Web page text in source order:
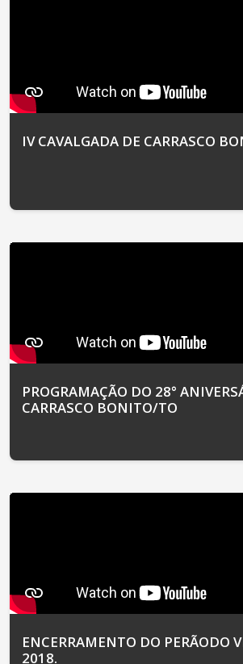
IV CAVALGADA DE CARRASCO
PROGRAMAÇÃO DO 28°
CARRASCO BONITO/TO
ENCERRAMENTO DO PERÃODO
2018.